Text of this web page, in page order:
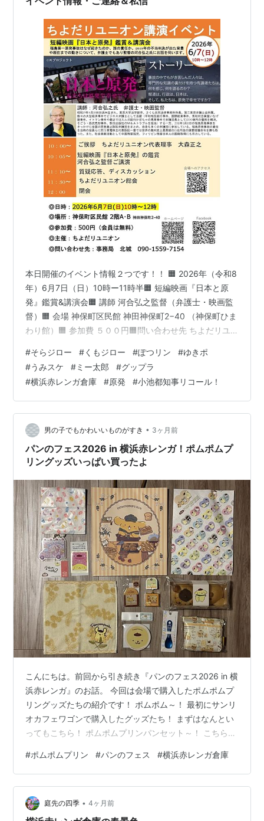
本日開催のイベント情報２つです！！ 🟧 2026年（令和8
年）6月7日（日）10時ー11時半🟧 短編映画『日本と原
発』鑑賞&講演会🟧 講師 河合弘之監督（弁護士・映画監
督）🟧 会場 神保町区民館 神田神保町2−40 （神保町ひま
わり館）🟧 参加費 ５００円🟧問い合わせ先 ちよだリユ
発』監督：河合弘之 千代田区政 - こえだの声2026年06
月05日6／7『日本と原発』講演会前プレ学習
blog.livedoor.jp グップラ赤レンガまつり2026年6月5日
(金) ～ 2026年6月7日(日) www.yokohama-akareng…
#そらジロー #くもジロー #ぽつリン #ゆきポ
#うみスケ #ミー太郎 #グップラ
#横浜赤レンガ倉庫 #原発 #小池都知事リコール！
男の子でもかわいいものがすき • 3ヶ月前
パンのフェス2026 in 横浜赤レンガ！ポムポムプ
リングッズいっぱい買ったよ
こんにちは。前回から引き続き『パンのフェス2026 in 横
浜赤レンガ』のお話。 今回は会場で購入したポムポムプ
リングッズたちの紹介です！ ポムポム～！ 最初にサンリ
オカフェワゴンで購入したグッズたち！ まずはなんとい
ってもこちら！ ポムポムプリンパンセット～！ こちらポ
松市のパン屋さんで売られてるものになります。 お皿に
出してみました。 かわいいいいいい！！ぽむぽむ～！ お
顔はカスタード！ おしりはミルククリームかな？ 普段は
手に入りにくいものなのでゲットできてうれしかった！
カフェワゴンのアクキーも買いました！ めちゃかわい
#ポムポムプリン #パンのフェス #横浜赤レンガ倉庫
庭先の四季 • 4ヶ月前